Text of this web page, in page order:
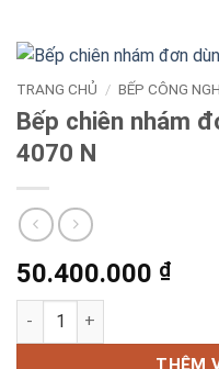
Sản phẩm
Thương hiệu
Bảng giá 2026
Ứng dụng
Blog kiến thức
TRANG CHỦ / BẾP CÔNG
Bếp chiên nhám
4070 N
50.400.000 ₫
Bếp chiên nhám đơn
THÊM